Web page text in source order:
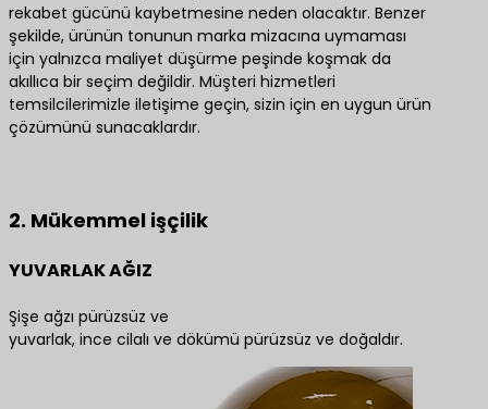
rekabet gücünü kaybetmesine neden olacaktır. Benzer
şekilde, ürünün tonunun marka mizacına uymaması
için yalnızca maliyet düşürme peşinde koşmak da
akıllıca bir seçim değildir. Müşteri hizmetleri
temsilcilerimizle iletişime geçin, sizin için en uygun ürün
çözümünü sunacaklardır.
2. Mükemmel işçilik
YUVARLAK AĞIZ
Şişe ağzı pürüzsüz ve
yuvarlak, ince cilalı ve dökümü pürüzsüz ve doğaldır.